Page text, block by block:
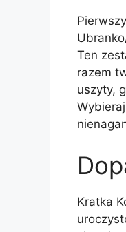
Ten
razem
uszyty,
Kratka